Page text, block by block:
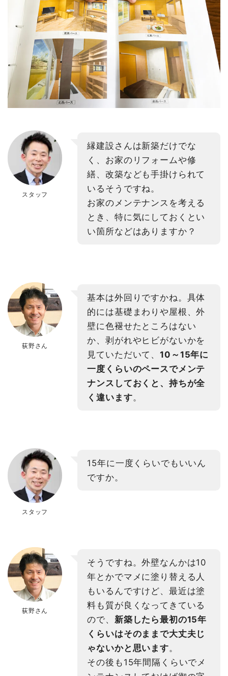
スタッフ
縁建設さんは新築だけでな
く、お家のリフォームや修
繕、改築なども手掛けられて
いるそうですね。
お家のメンテナンスを考える
とき、特に気にしておくとい
い箇所などはありますか？
荻野さん
基本は外回りですかね。具体
的には基礎まわりや屋根、外
壁に色褪せたところはない
か、剥がれやヒビがないかを
見ていただいて、10～15年に
一度くらいのペースでメンテ
ナンスしておくと、持ちが全
く違います。
スタッフ
15年に一度くらいでもいいん
ですか。
荻野さん
そうですね。外壁なんかは10
年とかでマメに塗り替える人
もいるんですけど、最近は塗
料も質が良くなってきている
ので、 新築したら最初の15年
くらいはそのままで大丈夫じ
ゃないかと思います。
その後も15年間隔くらいでメ